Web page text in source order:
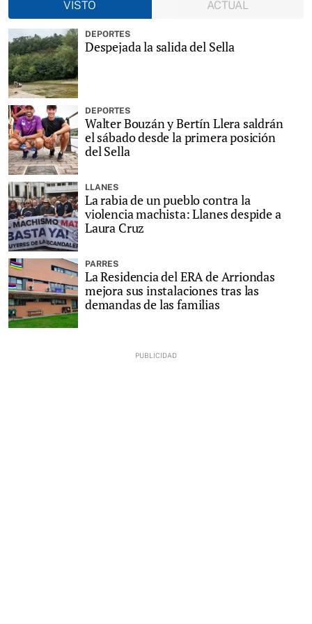
VISTO
ACTUAL
DEPORTES
Despejada la salida del Sella
DEPORTES
Walter Bouzán y Bertín Llera saldrán
el sábado desde la primera posición
del Sella
LLANES
La rabia de un pueblo contra la
violencia machista: Llanes despide a
Laura Cruz
PARRES
La Residencia del ERA de Arriondas
mejora sus instalaciones tras las
demandas de las familias